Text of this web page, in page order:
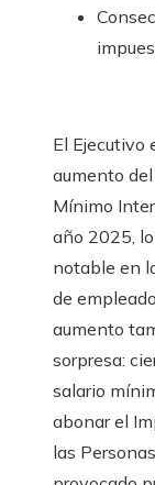
El Ejecutivo
aumento
Mínimo
año 2025,
notable en
de
aumento
sorpresa:
salario
abonar el
las